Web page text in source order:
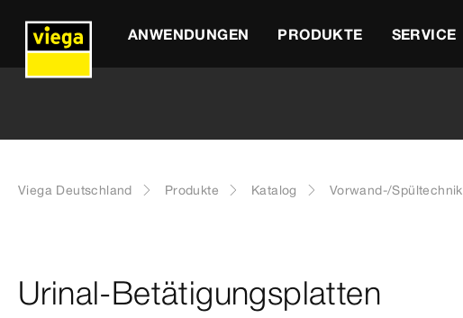
ANWENDUNGEN PRODUKTE SERVICE
Viega Deutschland Produkte Katalog Vorwand-/Spültechnik
Urinal-Betätigungsplatten